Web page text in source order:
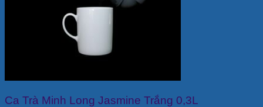
Ca Trà Minh Long Jasmine Trắng 0,3L